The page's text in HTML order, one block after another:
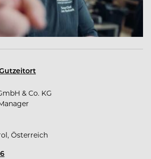
Crew. Wir freuen uns auf
von uns
& Co. KG
Österreich